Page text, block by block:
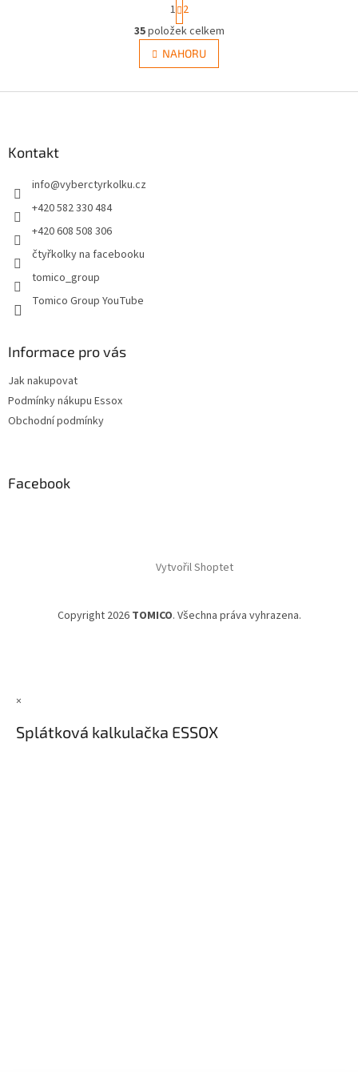
O
v
l
á
t
r
á
n
k
v
1 2
35položek celkem
NAHORU
Kontakt
info@vyberctyrkolku.cz
+420 582 330 484
+420 608 508 306
čtyřkolky na facebooku
tomico_group
Tomico Group YouTube
Informace pro vás
Jak nakupovat
Podmínky nákupu Essox
Obchodní podmínky
Facebook
Vytvořil Shoptet
Copyright 2026 TOMICO. Všechna práva vyhrazena.
×
Splátková kalkulačka ESSOX